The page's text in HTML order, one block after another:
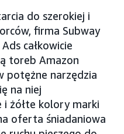
do szerokiej i
firma Subway
całkowicie
toreb Amazon
potężne narzędzia
na niej
i żółte kolory marki
oferta śniadaniowa